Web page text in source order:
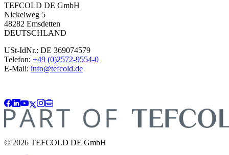
TEFCOLD DE GmbH
Nickelweg 5
48282 Emsdetten
DEUTSCHLAND
USt-IdNr.: DE 369074579
Telefon: +49 (0)2572-9554-0
E-Mail: info@tefcold.de
© 2026 TEFCOLD DE GmbH